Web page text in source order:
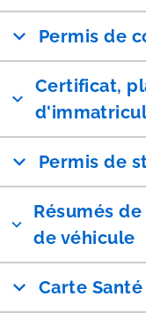
Permis de
Certificat,
Permis de
Résumés
de véhicule
Carte